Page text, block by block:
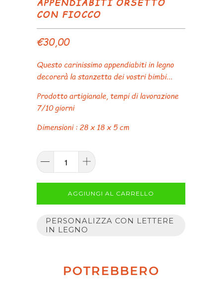
APPENDIABITI ORSETTO
CON FIOCCO
€30,00
Questo carinissimo appendiabiti in legno
decorerà la stanzetta dei vostri bimbi...
Prodotto artigianale, tempi di lavorazione
7/10 giorni
Dimensioni : 28 x 18 x 5 cm
AGGIUNGI AL CARRELLO
PERSONALIZZA CON LETTERE
IN LEGNO
POTREBBERO